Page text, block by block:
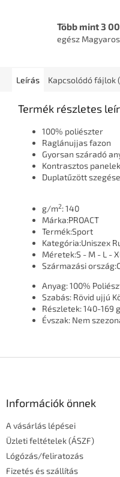
Több mint 3
egész
Leírás Kapcsolódó fájlok
Termék részletes
100% poliészter
Raglánujjas fazon
Gyorsan száradó
Kontrasztos panelek
Duplatűzött
g/m2:140
Márka:PROACT
Termék:Sport
Kategória:Uniszex
Méretek:S - M - L -
Származási ország:
Anyag:100%
Szabás: Rövid ujjú
Részletek:140-169
Évszak: Nem
Információk önnek
A vásárlás lépései
Üzleti feltételek (ÁSZF)
Lógózás/feliratozás
Fizetés és szállítás